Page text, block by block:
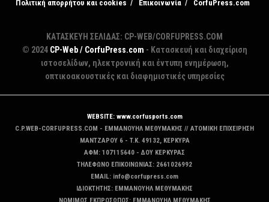
Πολιτική απορρήτου και cookies
Επικοινωνία CorfuPress.com
ΚΑΤΑΣΚΕΥΗ ΣΕΛΙΔΑΣ: CP-WEB/CORFUPRESS.COM
© 2024 CP-Web / CorfuPress.com - Κατασκευή και διαχείριση
ιστοσελίδων, ηλεκτρονική και έντυπη ενημέρωση,
οπτικοακουστικές και διαφημιστικές υπηρεσίες
WEBSITE: www.corfusports.com
C.P.WEB-CORFUPRESS.COM - ΕΜΜΑΝΟΥΗΛ ΜΕΘΥΜΑΚΗΣ // ΑΤΟΜΙΚΗ ΕΠΙΧΕΙΡΗΣΗ
MANTZAΡΟΥ 6 - T.K. 49132, ΚΕΡΚΥΡΑ
ΑΦΜ: 107115640 - ΔΟΥ ΚΕΡΚΥΡΑΣ
ΤΗΛΕΦΩΝΟ ΕΠΙΚΟΙΝΩΝΙΑΣ: 2661026992
EMAIL: info@corfupress.com
ΙΔΙΟΚΤΗΤΗΣ: EMMANOYΗΛ ΜΕΘΥΜΑΚΗΣ